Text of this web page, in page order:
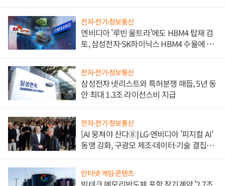
전자·전기·정보통신
엔비디아 '루빈 울트라'에도 HBM4 탑재 검
토, 삼성전자·SK하이닉스 HBM4 수율에 주
전자·전기·정보통신
삼성전자 넷리스트와 특허분쟁 매듭, 5년 동
안 최대 1.3조 라이선스비 지급
전자·전기·정보통신
[AI 뭉쳐야 산다⑧] LG·엔비디아 '피지컬 AI'
동맹 강화, 구광모 제조·데이터·기술 결집
인터넷·게임·콘텐츠